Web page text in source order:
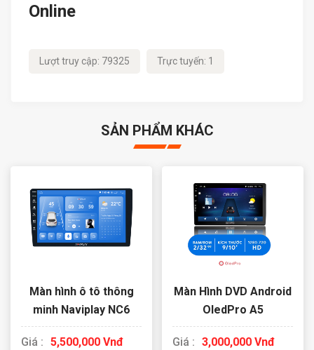
Online
Lượt truy cập: 79325 Trực tuyến: 1
SẢN PHẨM KHÁC
Màn hình ô tô thông
minh Naviplay NC6
Giá : 5,500,000 Vnđ
Màn Hình DVD Android
OledPro A5
Giá : 3,000,000 Vnđ